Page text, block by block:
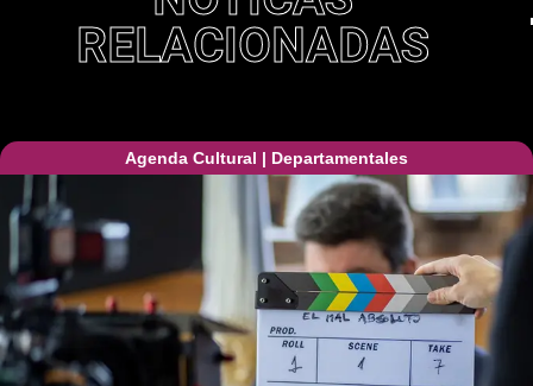
RELACIONADAS
Agenda Cultural | Departamentales